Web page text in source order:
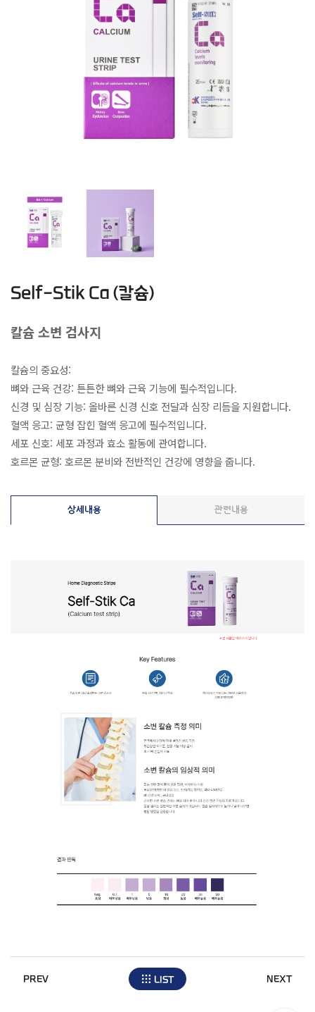
Self-Stik Ca (칼슘)
칼슘 소변 검사지
칼슘의 중요성:
뼈와 근육 건강: 튼튼한 뼈와 근육 기능에 필수적입니다.
신경 및 심장 기능: 올바른 신경 신호 전달과 심장 리듬을 지원합니다.
혈액 응고: 균형 잡힌 혈액 응고에 필수적입니다.
세포 신호: 세포 과정과 효소 활동에 관여합니다.
호르몬 균형: 호르몬 분비와 전반적인 건강에 영향을 줍니다.
상세내용 관련내용
PREV LIST NEXT